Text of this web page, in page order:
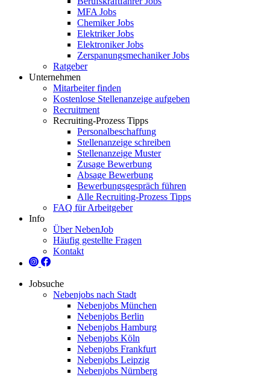
MFA Jobs
Chemiker Jobs
Elektriker Jobs
Elektroniker Jobs
Zerspanungsmechaniker Jobs
Ratgeber
Unternehmen
Mitarbeiter finden
Kostenlose Stellenanzeige aufgeben
Recruitment
Recruiting-Prozess Tipps
Personalbeschaffung
Stellenanzeige schreiben
Stellenanzeige Muster
Zusage Bewerbung
Absage Bewerbung
Bewerbungsgespräch führen
Alle Recruiting-Prozess Tipps
FAQ für Arbeitgeber
Info
Über NebenJob
Häufig gestellte Fragen
Kontakt
Jobsuche
Nebenjobs nach Stadt
Nebenjobs München
Nebenjobs Berlin
Nebenjobs Hamburg
Nebenjobs Köln
Nebenjobs Frankfurt
Nebenjobs Leipzig
Nebenjobs Nürnberg